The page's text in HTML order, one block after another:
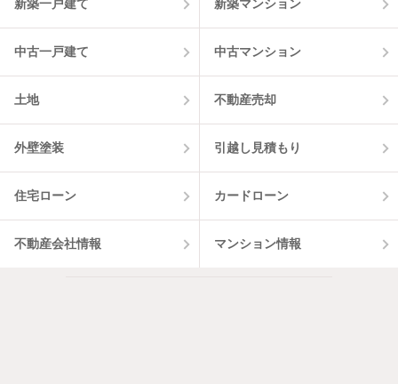
新築一戸建て 新築マンション
中古一戸建て 中古マンション
土地 不動産売却
外壁塗装 引越し見積もり
住宅ローン カードローン
不動産会社情報 マンション情報